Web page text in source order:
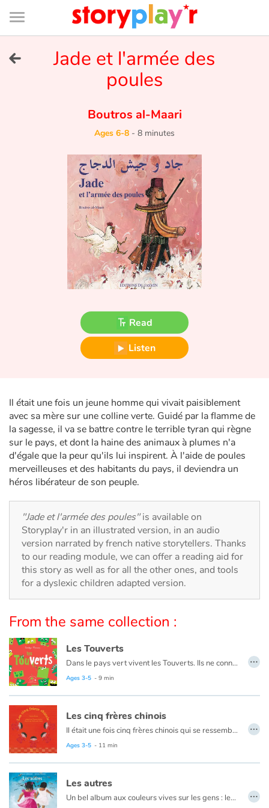
Connexion
Bibliothèque
de
page
Tales and classics in french
Fable, myth, literature and poetry
Ogres, monsters and witches
The animals
Travel, epic, investigation, adventure
Around the world
Learning
Arts, space, activities
Documentaries
With the family
Daily life and hobbies
At school
Festivals and events
Love and friendship
Social issues
Emotions and feelings
Jade et l'armée des
poules
Boutros al-Maari
Ages 6-8 - 8 minutes
Read
Listen
Il était une fois un jeune homme qui vivait paisiblement
avec sa mère sur une colline verte. Guidé par la flamme de
la sagesse, il va se battre contre le terrible tyran qui règne
sur le pays, et dont la haine des animaux à plumes n'a
d'égale que la peur qu'ils lui inspirent. À l'aide de poules
merveilleuses et des habitants du pays, il deviendra un
héros libérateur de son peuple.
"Jade et l'armée des poules"is available on
Storyplay'r in an illustrated version, in an audio
version narrated by french native storytellers. Thanks
to our reading module, we can offer a reading aid for
this story as well as for all the other ones, and tools
for a dyslexic children adapted version.
From the same collection :
Les Touverts
Dans le pays vert vivent les Touverts. Ils ne connaissent que la couleur verte. Tout est vert, ils l’ont appris de leurs pères, qui, eux-mêmes, l’ont appris de leurs pères.
Un jour, un petit Vert tombe nez à nez avec un petit Rouge, et c’est le début d’une drôle d’aventure…
Ages 3-5 - 9 min
…
Les cinq frères chinois
Il était une fois cinq frères chinois qui se ressemblaient comme une goutte d'eau ressemble à une autre goutte d'eau. Chacun d'eux possédait un don bien particulier. Un jour, l'aîné des frères est tenu responsable de la disparition d'un petit garçon. La sentence ne se fait pas attendre. Il est condamné à mort. Cependant, les cinq frères sont comme les cinq doigts de la main. Rien ne peut les séparer. Et avec leurs fabuleux pouvoirs, ils ont plus d'un tour dans leur sac…
Ages 3-5 - 11 min
…
Les autres
Un bel album aux couleurs vives sur les gens : les petits et les grands, les rouges et les jaunes, ceux qui n’ont pas de maisons et ceux qui en ont, ceux que l’on connaît et les autres que l’on ne connaît pas encore. Des gens tous différents mais tous pareils.
…